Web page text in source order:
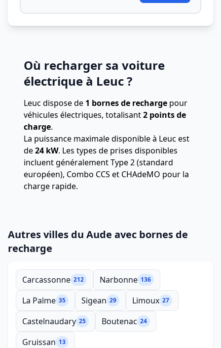
Où recharger sa voiture
électrique à Leuc ?
Leuc dispose de 1 bornes de recharge pour
véhicules électriques, totalisant2 points de
charge.
La puissance maximale disponible à Leuc est
de24 kW. Les types de prises disponibles
incluent généralement Type 2 (standard
européen), Combo CCS et CHAdeMO pour la
charge rapide.
Autres villes du Aude avec bornes de
recharge
Carcassonne 212 Narbonne 136
La Palme 35 Sigean 29 Limoux 27
Castelnaudary 25 Boutenac 24
Gruissan 13